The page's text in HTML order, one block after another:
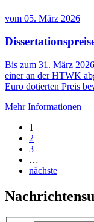
vom 05. März 2026
Bis zum 31. März
einer an der HTWK
Euro dotierten Preis
Mehr Informationen
1
2
3
…
nächste